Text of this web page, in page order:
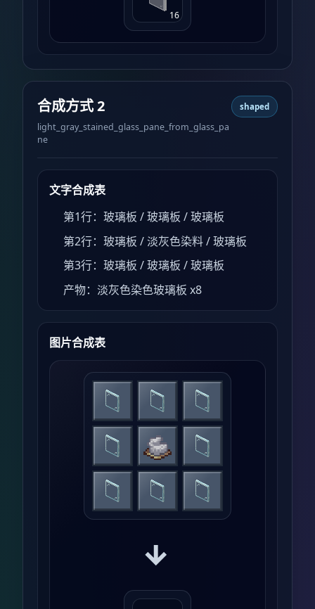
16
合成方式 2
light_gray_stained_glass_pane_from_glass_pa
ne
shaped
文字合成表
第1行：玻璃板 / 玻璃板 / 玻璃板
第2行：玻璃板 / 淡灰色染料 / 玻璃板
第3行：玻璃板 / 玻璃板 / 玻璃板
产物：淡灰色染色玻璃板 x8
图片合成表
→